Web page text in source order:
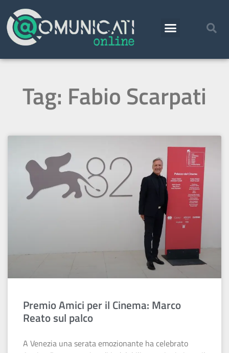
Tag: Fabio Scarpati
Premio Amici per il Cinema: Marco
Reato sul palco
A Venezia una serata emozionante ha celebrato